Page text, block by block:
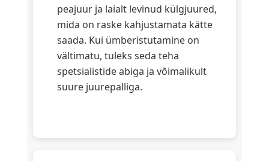
peajuur ja laialt levinud külgjuured,
mida on raske kahjustamata kätte
saada. Kui ümberistutamine on
vältimatu, tuleks seda teha
spetsialistide abiga ja võimalikult
suure juurepalliga.